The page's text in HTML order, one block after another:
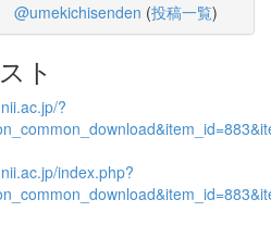
@umekichisenden (投稿一覧)
ト
?
index.php?